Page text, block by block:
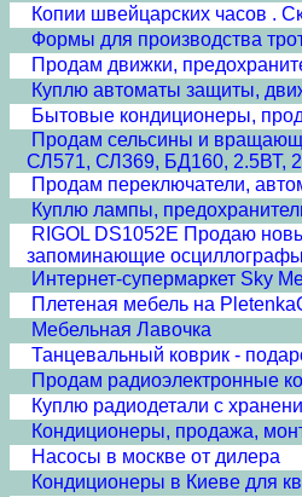
Копии швейцарских часов .
Формы для производства
Продам движки,
Куплю автоматы защиты,
Бытовые кондиционеры,
Продам сельсины и
СЛ571, СЛ369, БД160, 2.5ВТ,
Продам переключатели,
Куплю лампы,
RIGOL DS1052E Продаю
запоминающие осциллографы
Интернет-супермаркет Sky
Плетеная мебель на
Мебельная Лавочка
Танцевальный коврик -
Продам радиоэлектронные
Куплю радиодетали с
Кондиционеры, продажа,
Насосы в москве от дилера
Кондиционеры в Киеве для